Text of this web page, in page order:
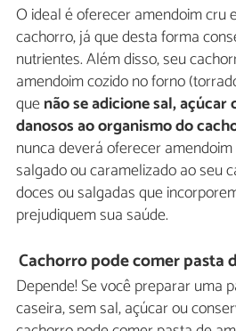
O ideal é oferecer amendoim cru
cachorro, já que desta forma
nutrientes. Além disso, seu
amendoim cozido no forno
quenão se adicione sal,
danosos ao organismo do
nunca deverá oferecer
salgado ou caramelizado ao seu
doces ou salgadas que
prejudiquem sua saúde.
Cachorro pode comer pasta
Depende! Se você preparar uma
caseira, sem sal, açúcar ou